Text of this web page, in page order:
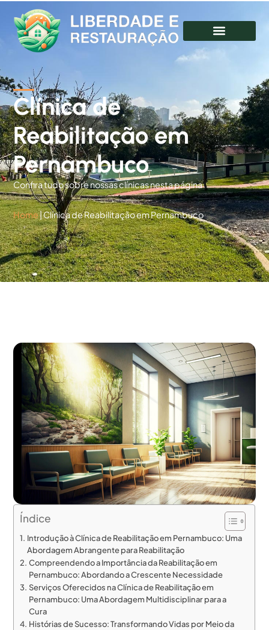
Clínica de
Reabilitação em
Pernambuco
Confira tudo sobre nossas clínicas nesta página
Home|Clínica de Reabilitação em Pernambuco
Índice
Introdução à Clínica de Reabilitação em Pernambuco: Uma
Abordagem Abrangente para Reabilitação
Compreendendo a Importância da Reabilitação em
Pernambuco: Abordando a Crescente Necessidade
Serviços Oferecidos na Clínica de Reabilitação em
Pernambuco: Uma Abordagem Multidisciplinar para a
Cura
Histórias de Sucesso: Transformando Vidas por Meio da